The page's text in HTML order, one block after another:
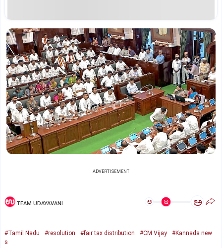
ADVERTISEMENT
TEAM UDAYAVANI ಅ ಅ
#Tamil Nadu #resolution #fair tax distribution #CM Vijay
#Kannada new
s